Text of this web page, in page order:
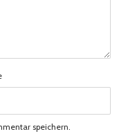
speichern.